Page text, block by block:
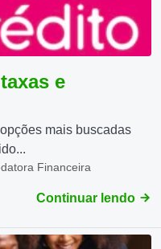
e
mais buscadas
Financeira
Continuar lendo